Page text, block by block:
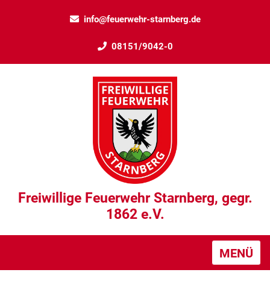
info@feuerwehr-starnberg.de
08151/9042-0
Freiwillige Feuerwehr Starnberg, gegr.
1862 e.V.
MENÜ